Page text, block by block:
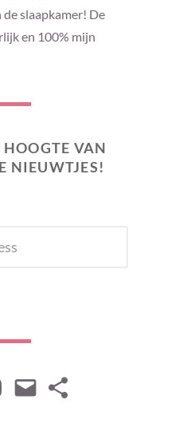
slaapkamer! De
en 100% mijn
HOOGTE VAN
NIEUWTJES!
Instagram
Email